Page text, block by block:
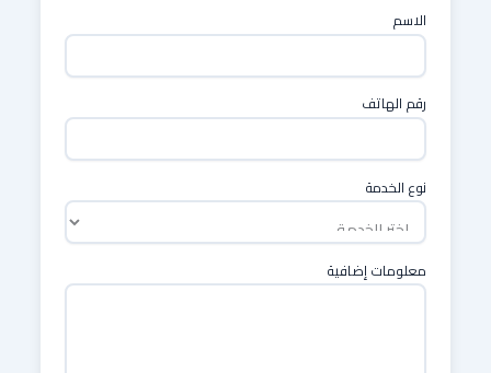
الاسم
رقم الهاتف
نوع الخدمة
معلومات إضافية